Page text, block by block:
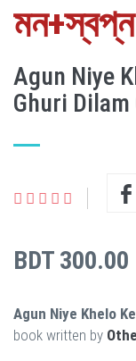
মন+স্বপ্ন
Agun Niye
Ghuri Dilam
BDT 300.00
Agun Niye Khelo
book written by